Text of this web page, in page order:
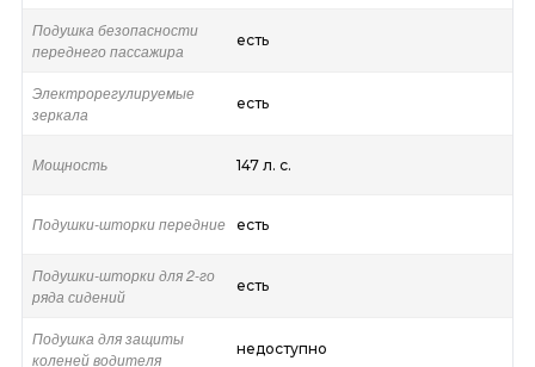
Подушка безопасности
переднего пассажира
есть
Электрорегулируемые
зеркала
есть
Мощность 147 л. с.
Подушки-шторки передние есть
Подушки-шторки для 2-го
ряда сидений
есть
Подушка для защиты
коленей водителя
недоступно